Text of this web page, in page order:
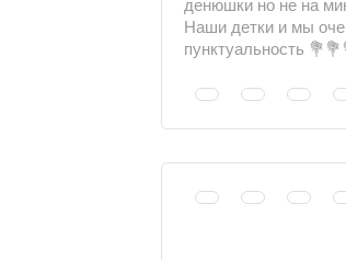
денюшки но не на
Наши детки и мы
пунктуальность